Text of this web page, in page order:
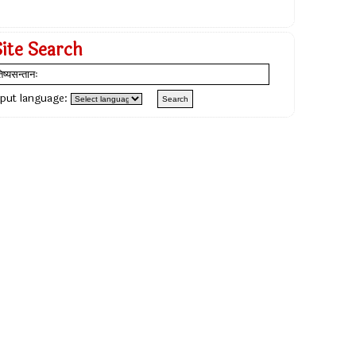
Search
language: